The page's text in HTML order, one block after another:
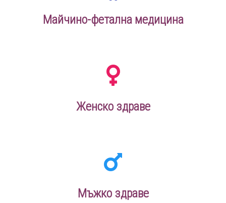
Майчино-фетална медицина
Женско здраве
Мъжко здраве